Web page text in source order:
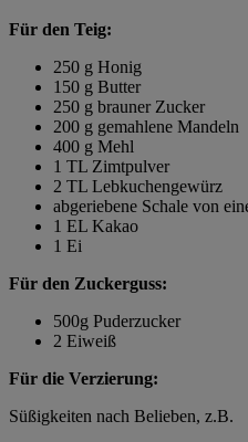
Für den Teig:
250 g Honig
150 g Butter
250 g brauner Zucker
200 g gemahlene Mandeln
400 g Mehl
1 TL Zimtpulver
2 TL Lebkuchengewürz
abgeriebene Schale von
1 EL Kakao
1 Ei
Für den Zuckerguss:
500g Puderzucker
2 Eiweiß
Für die Verzierung:
Süßigkeiten nach Belieben, z.B.